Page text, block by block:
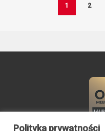
Polityka prywatności
1 2